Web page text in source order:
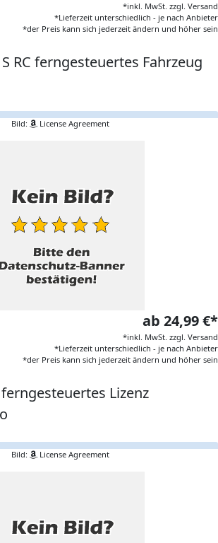
*inkl. MwSt. zzgl. Versand
*Lieferzeit unterschiedlich - je nach Anbieter
*der Preis kann sich jederzeit ändern und höher sein
RC ferngesteuertes Fahrzeug
Bild: License Agreement
ab 24,99 €*
*inkl. MwSt. zzgl. Versand
*Lieferzeit unterschiedlich - je nach Anbieter
*der Preis kann sich jederzeit ändern und höher sein
ferngesteuertes Lizenz
Bild: License Agreement